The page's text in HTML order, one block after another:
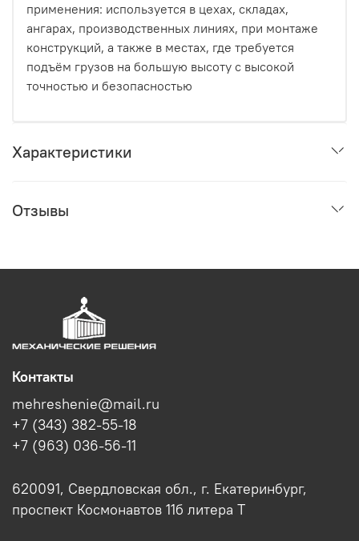
применения: используется в цехах, складах,
ангарах, производственных линиях, при монтаже
конструкций, а также в местах, где требуется
подъём грузов на большую высоту с высокой
точностью и безопасностью
Характеристики
Отзывы
Контакты
mehreshenie@mail.ru
+7 (343) 382-55-18
+7 (963) 036-56-11
620091, Свердловская обл., г. Екатеринбург,
проспект Космонавтов 11б литера Т